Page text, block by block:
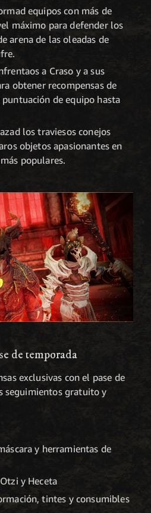
equipos con más de
máximo para defender los
arena de las oleadas de
a Craso y a sus
obtener recompensas de
de equipo hasta
los traviesos conejos
objetos apasionantes en
populares.
de temporada
exclusivas con el pase de
seguimientos gratuito y
y herramientas de
y Heceta
tintes y consumibles